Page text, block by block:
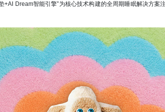
+AI Dream智能引擎”为核心技术构建的全周期睡眠解决方